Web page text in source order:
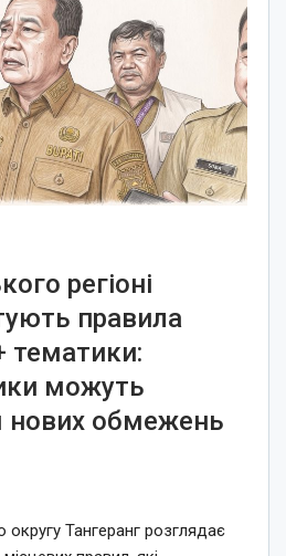
регіоні
правила
можуть
нових обмежень
округу Тангеранг розглядає